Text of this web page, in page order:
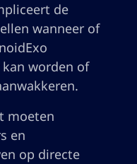
de
wanneer of
worden of
moeten
en
op directe